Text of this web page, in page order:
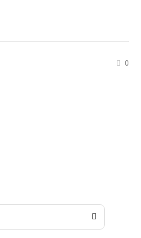
0